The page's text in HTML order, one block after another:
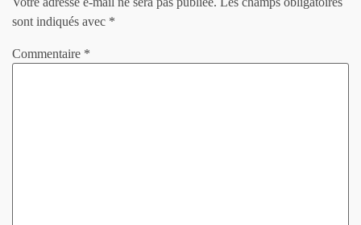
sont indiqués avec *
Commentaire *